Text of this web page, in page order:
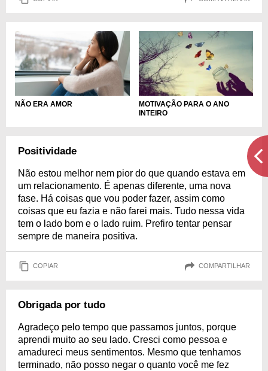
NÃO ERA AMOR
MOTIVAÇÃO PARA O ANO
INTEIRO
Positividade
Não estou melhor nem pior do que quando estava em
um relacionamento. É apenas diferente, uma nova
fase. Há coisas que vou poder fazer, assim como
coisas que eu fazia e não farei mais. Tudo nessa vida
tem o lado bom e o lado ruim. Prefiro tentar pensar
sempre de maneira positiva.
COPIAR COMPARTILHAR
Obrigada por tudo
Agradeço pelo tempo que passamos juntos, porque
aprendi muito ao seu lado. Cresci como pessoa e
amadureci meus sentimentos. Mesmo que tenhamos
terminado, não posso negar o quanto você me fez